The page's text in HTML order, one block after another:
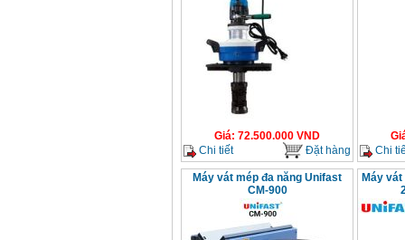
Giá: 72.500.000 VND
Chi tiết
Đặt hàng
Chi
Máy vát mép đa năng Unifast
CM-900
Máy